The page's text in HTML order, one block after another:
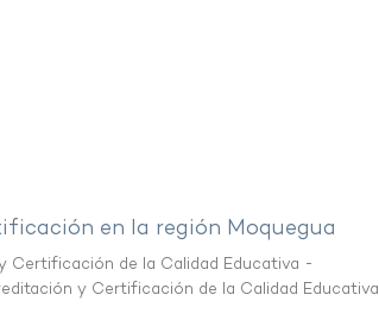
en la región Moquegua
Certificación de la Calidad Educativa -
y Certificación de la Calidad Educativa